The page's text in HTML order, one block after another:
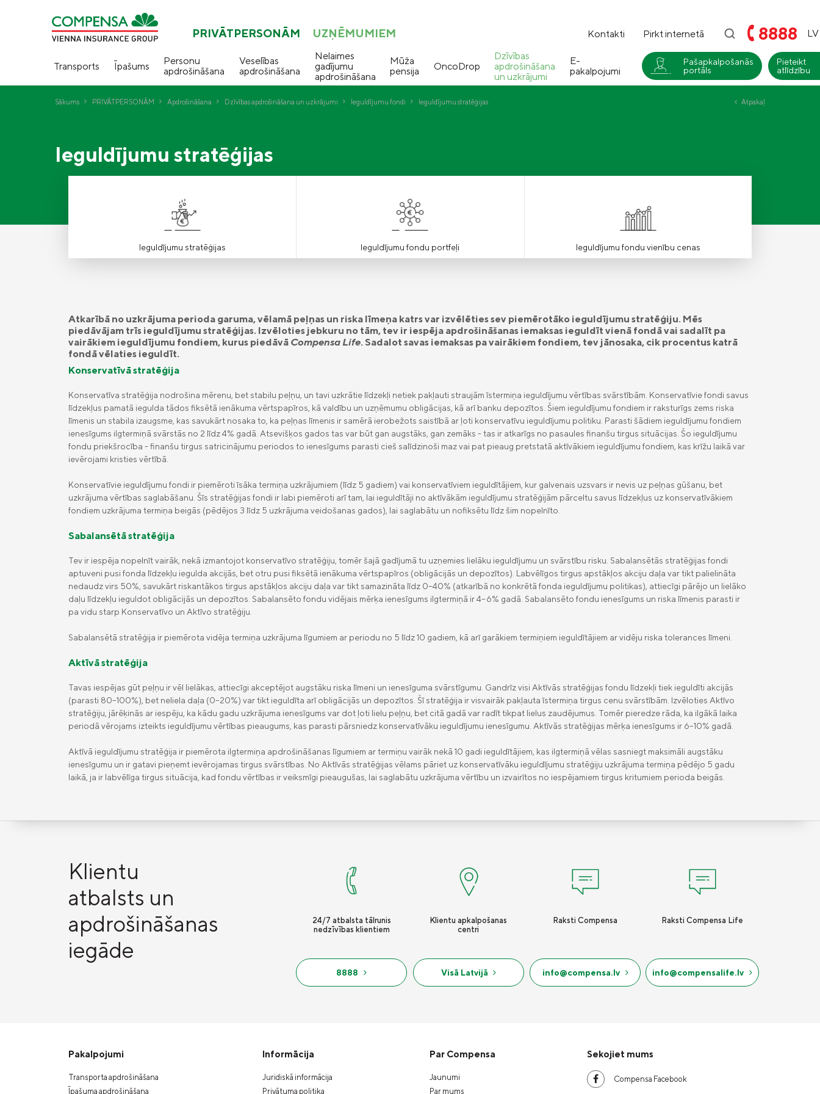
PRIVĀTPERSONĀM UZŅĒMUMIEM Kontakti Pirkt internetā 8888 LV
Transports Īpašums
Personu
apdrošināšana
Veselības
apdrošināšana
Nelaimes
gadījumu
apdrošināšana
Mūža
pensija
OncoDrop
Dzīvības
apdrošināšana
un uzkrājumi
E-
pakalpojumi
Pašapkalpošanās
portāls
Pieteikt
atlīdzību
Sākums PRIVĀTPERSONĀM Apdrošināšana Dzīvības apdrošināšana un uzkrājumi Ieguldījumu fondi Ieguldījumu stratēģijas Atpakaļ
Ieguldījumu stratēģijas
Ieguldījumu stratēģijas Ieguldījumu fondu portfeļi Ieguldījumu fondu vienību cenas
Atkarībā no uzkrājuma perioda garuma, vēlamā peļņas un riska līmeņa katrs var izvēlēties sev piemērotāko ieguldījumu stratēģiju. Mēs
piedāvājam trīs ieguldījumu stratēģijas. Izvēloties jebkuru no tām, tev ir iespēja apdrošināšanas iemaksas ieguldīt vienā fondā vai sadalīt pa
vairākiem ieguldījumu fondiem, kurus piedāvā Compensa Life. Sadalot savas iemaksas pa vairākiem fondiem, tev jānosaka, cik procentus katrā
fondā vēlaties ieguldīt.
Konservatīvā stratēģija
Konservatīva stratēģija nodrošina mērenu, bet stabilu peļņu, un tavi uzkrātie līdzekļi netiek pakļauti straujām īstermiņa ieguldījumu vērtības svārstībām. Konservatīvie fondi savus
līdzekļus pamatā iegulda tādos fiksētā ienākuma vērtspapīros, kā valdību un uzņēmumu obligācijas, kā arī banku depozītos. Šiem ieguldījumu fondiem ir raksturīgs zems riska
līmenis un stabila izaugsme, kas savukārt nosaka to, ka peļņas līmenis ir samērā ierobežots saistībā ar ļoti konservatīvu ieguldījumu politiku. Parasti šādiem ieguldījumu fondiem
ienesīgums ilgtermiņā svārstās no 2 līdz 4% gadā. Atsevišķos gados tas var būt gan augstāks, gan zemāks - tas ir atkarīgs no pasaules finanšu tirgus situācijas. Šo ieguldījumu
fondu priekšrocība - finanšu tirgus satricinājumu periodos to ienesīgums parasti cieš salīdzinoši maz vai pat pieaug pretstatā aktīvākiem ieguldījumu fondiem, kas krīžu laikā var
ievērojami kristies vērtībā.
Konservatīvie ieguldījumu fondi ir piemēroti īsāka termiņa uzkrājumiem (līdz 5 gadiem) vai konservatīviem ieguldītājiem, kur galvenais uzsvars ir nevis uz peļņas gūšanu, bet
uzkrājuma vērtības saglabāšanu. Šīs stratēģijas fondi ir labi piemēroti arī tam, lai ieguldītāji no aktīvākām ieguldījumu stratēģijām pārceltu savus līdzekļus uz konservatīvākiem
fondiem uzkrājuma termiņa beigās (pēdējos 3 līdz 5 uzkrājuma veidošanas gados), lai saglabātu un nofiksētu līdz šim nopelnīto.
Sabalansētā stratēģija
Tev ir iespēja nopelnīt vairāk, nekā izmantojot konservatīvo stratēģiju, tomēr šajā gadījumā tu uzņemies lielāku ieguldījumu un svārstību risku. Sabalansētās stratēģijas fondi
aptuveni pusi fonda līdzekļu iegulda akcijās, bet otru pusi fiksētā ienākuma vērtspapīros (obligācijās un depozītos). Labvēlīgos tirgus apstākļos akciju daļa var tikt palielināta
nedaudz virs 50%, savukārt riskantākos tirgus apstākļos akciju daļa var tikt samazināta līdz 0–40% (atkarībā no konkrētā fonda ieguldījumu politikas), attiecīgi pārējo un lielāko
daļu līdzekļu ieguldot obligācijās un depozītos. Sabalansēto fondu vidējais mērķa ienesīgums ilgtermiņā ir 4–6% gadā. Sabalansēto fondu ienesīgums un riska līmenis parasti ir
pa vidu starp Konservatīvo un Aktīvo stratēģiju.
Sabalansētā stratēģija ir piemērota vidēja termiņa uzkrājuma līgumiem ar periodu no 5 līdz 10 gadiem, kā arī garākiem termiņiem ieguldītājiem ar vidēju riska tolerances līmeni.
Aktīvā stratēģija
Tavas iespējas gūt peļņu ir vēl lielākas, attiecīgi akceptējot augstāku riska līmeni un ienesīguma svārstīgumu. Gandrīz visi Aktīvās stratēģijas fondu līdzekļi tiek ieguldīti akcijās
(parasti 80–100%), bet neliela daļa (0–20%) var tikt ieguldīta arī obligācijās un depozītos. Šī stratēģija ir visvairāk pakļauta īstermiņa tirgus cenu svārstībām. Izvēloties Aktīvo
stratēģiju, jārēķinās ar iespēju, ka kādu gadu uzkrājuma ienesīgums var dot ļoti lielu peļņu, bet citā gadā var radīt tikpat lielus zaudējumus. Tomēr pieredze rāda, ka ilgākā laika
periodā vērojams izteikts ieguldījumu vērtības pieaugums, kas parasti pārsniedz konservatīvāku ieguldījumu ienesīgumu. Aktīvās stratēģijas mērķa ienesīgums ir 6–10% gadā.
Aktīvā ieguldījumu stratēģija ir piemērota ilgtermiņa apdrošināšanas līgumiem ar termiņu vairāk nekā 10 gadi ieguldītājiem, kas ilgtermiņā vēlas sasniegt maksimāli augstāku
ienesīgumu un ir gatavi pieņemt ievērojamas tirgus svārstības. No Aktīvās stratēģijas vēlams pāriet uz konservatīvāku ieguldījumu stratēģiju uzkrājuma termiņa pēdējo 5 gadu
laikā, ja ir labvēlīga tirgus situācija, kad fondu vērtības ir veiksmīgi pieaugušas, lai saglabātu uzkrājuma vērtību un izvairītos no iespējamiem tirgus kritumiem perioda beigās.
Klientu
atbalsts un
apdrošināšanas
iegāde
24/7 atbalsta tālrunis
nedzīvības klientiem
8888
Klientu apkalpošanas
centri
Visā Latvijā
Raksti Compensa
info@compensa.lv
Raksti Compensa Life
info@compensalife.lv
Pakalpojumi
Transporta apdrošināšana
Īpašuma apdrošināšana
Informācija
Juridiskā informācija
Privātuma politika
Par Compensa
Jaunumi
Par mums
Sekojiet mums
Compensa Facebook